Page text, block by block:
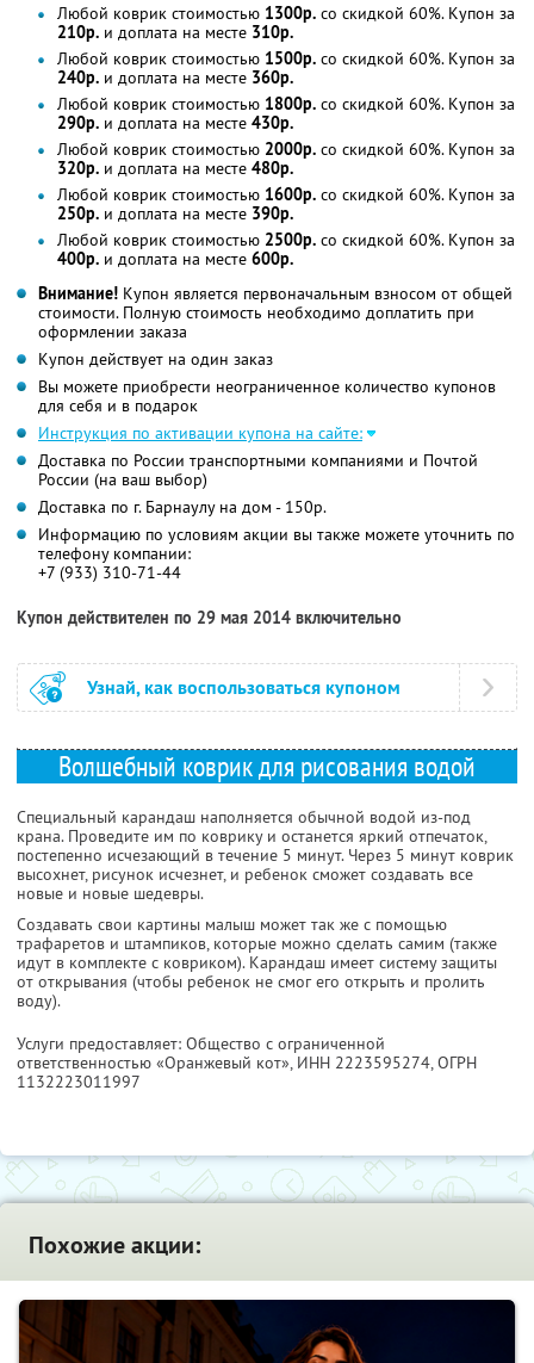
Любой коврик стоимостью 1300р. со скидкой 60%. Купон за
210р. и доплата на месте 310р.
Любой коврик стоимостью 1500р. со скидкой 60%. Купон за
240р. и доплата на месте 360р.
Любой коврик стоимостью 1800р. со скидкой 60%. Купон за
290р. и доплата на месте 430р.
Любой коврик стоимостью 2000р. со скидкой 60%. Купон за
320р. и доплата на месте 480р.
Любой коврик стоимостью 1600р. со скидкой 60%. Купон за
250р. и доплата на месте 390р.
Любой коврик стоимостью 2500р. со скидкой 60%. Купон за
400р. и доплата на месте 600р.
Внимание! Купон является первоначальным взносом от общей
стоимости. Полную стоимость необходимо доплатить при
оформлении заказа
Купон действует на один заказ
Вы можете приобрести неограниченное количество купонов
для себя и в подарок
Инструкция по активации купона на сайте:
Доставка по России транспортными компаниями и Почтой
России (на ваш выбор)
Доставка по г. Барнаулу на дом - 150р.
Информацию по условиям акции вы также можете уточнить по
телефону компании:
+7 (933) 310-71-44
Купон действителен по 29 мая 2014 включительно
Узнай, как воспользоваться купоном
Волшебный коврик для рисования водой
Специальный карандаш наполняется обычной водой из-под
крана. Проведите им по коврику и останется яркий отпечаток,
постепенно исчезающий в течение 5 минут. Через 5 минут коврик
высохнет, рисунок исчезнет, и ребенок сможет создавать все
новые и новые шедевры.
Создавать свои картины малыш может так же с помощью
трафаретов и штампиков, которые можно сделать самим (также
идут в комплекте с ковриком). Карандаш имеет систему защиты
от открывания (чтобы ребенок не смог его открыть и пролить
воду).
Услуги предоставляет: Общество с ограниченной
ответственностью «Оранжевый кот», ИНН 2223595274, ОГРН
1132223011997
Похожие акции: